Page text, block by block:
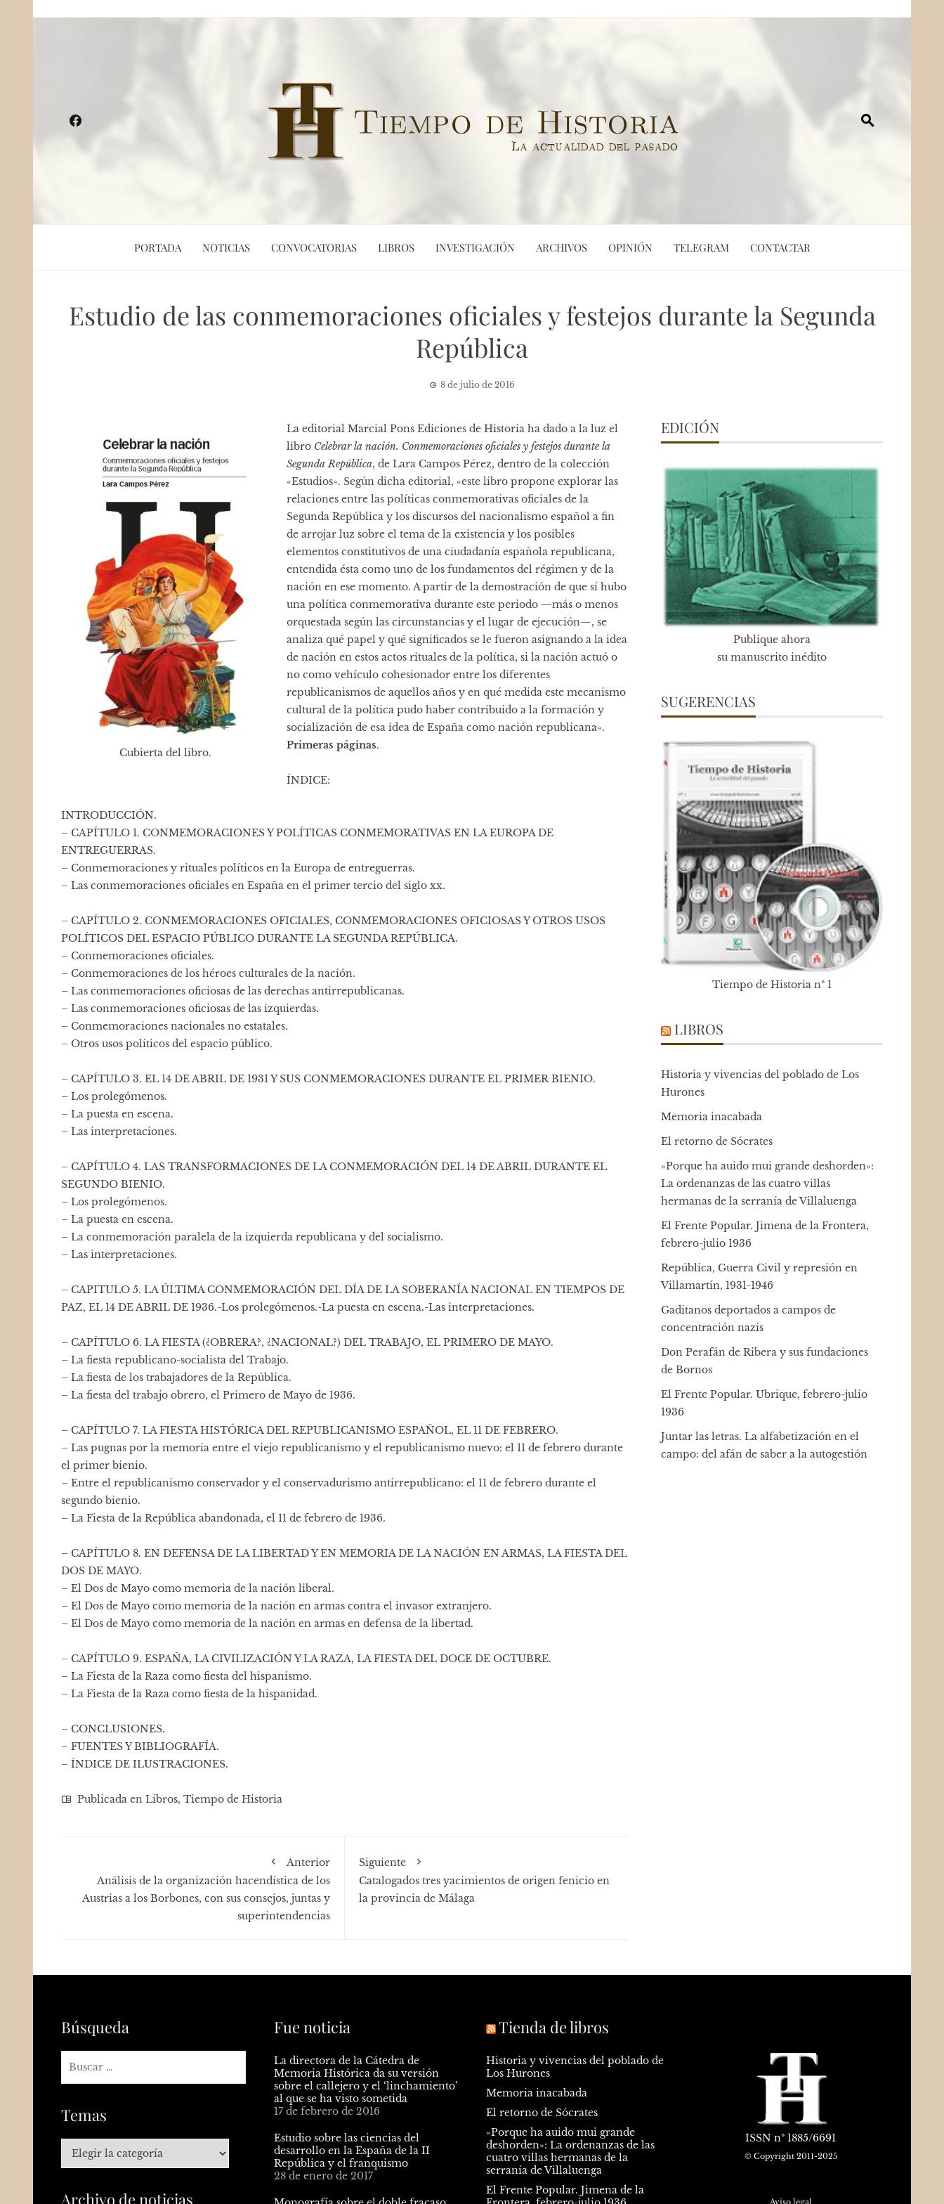
PORTADA NOTICIAS CONVOCATORIAS LIBROS INVESTIGACIÓN ARCHIVOS OPINIÓN TELEGRAM CONTACTAR
Estudio de las conmemoraciones oficiales y festejos durante la Segunda
República
8 de julio de 2016
Cubierta del libro.
La editorial Marcial Pons Ediciones de Historia ha dado a la luz el
libro Celebrar la nación. Conmemoraciones oficiales y festejos durante la
Segunda República, de Lara Campos Pérez, dentro de la colección
«Estudios». Según dicha editorial, «este libro propone explorar las
relaciones entre las políticas conmemorativas oficiales de la
Segunda República y los discursos del nacionalismo español a fin
de arrojar luz sobre el tema de la existencia y los posibles
elementos constitutivos de una ciudadanía española republicana,
entendida ésta como uno de los fundamentos del régimen y de la
nación en ese momento. A partir de la demostración de que sí hubo
una política conmemorativa durante este periodo —más o menos
orquestada según las circunstancias y el lugar de ejecución—, se
analiza qué papel y qué significados se le fueron asignando a la idea
de nación en estos actos rituales de la política, si la nación actuó o
no como vehículo cohesionador entre los diferentes
republicanismos de aquellos años y en qué medida este mecanismo
cultural de la política pudo haber contribuido a la formación y
socialización de esa idea de España como nación republicana».
Primeras páginas.
ÍNDICE:
INTRODUCCIÓN.
– CAPÍTULO 1. CONMEMORACIONES Y POLÍTICAS CONME­MORATIVAS EN LA EUROPA DE
ENTREGUERRAS.
– Conmemoraciones y rituales políticos en la Europa de entreguerras.
– Las conmemoraciones oficiales en España en el primer tercio del siglo xx.
– CAPÍTULO 2. CONMEMORACIONES OFICIALES, CONME­MORACIONES OFICIOSAS Y OTROS USOS
POLÍTICOS DEL ESPACIO PÚBLICO DURANTE LA SEGUNDA REPÚBLICA.
– Conmemoraciones oficiales.
– Conmemoraciones de los héroes culturales de la nación.
– Las conmemoraciones oficiosas de las derechas antirrepublicanas.
– Las conmemoraciones oficiosas de las izquierdas.
– Conmemoraciones nacionales no estatales.
– Otros usos políticos del espacio público.
– CAPÍTULO 3. EL 14 DE ABRIL DE 1931 Y SUS CONMEMORA­CIONES DURANTE EL PRIMER BIENIO.
– Los prolegómenos.
– La puesta en escena.
– Las interpretaciones.
– CAPÍTULO 4. LAS TRANSFORMACIONES DE LA CONMEMO­RACIÓN DEL 14 DE ABRIL DURANTE EL
SEGUNDO BIENIO.
– Los prolegómenos.
– La puesta en escena.
– La conmemoración paralela de la izquierda republicana y del socia­lismo.
– Las interpretaciones.
– CAPITULO 5. LA ÚLTIMA CONMEMORACIÓN DEL DÍA DE LA SOBERANÍA NACIONAL EN TIEMPOS DE
PAZ, EL 14 DE ABRIL DE 1936.-Los prolegómenos.-La puesta en escena.-Las interpretaciones.
– CAPÍTULO 6. LA FIESTA (¿OBRERA?, ¿NACIONAL?) DEL TRA­BAJO, EL PRIMERO DE MAYO.
– La fiesta republicano-socialista del Trabajo.
– La fiesta de los trabajadores de la República.
– La fiesta del trabajo obrero, el Primero de Mayo de 1936.
– CAPÍTULO 7. LA FIESTA HISTÓRICA DEL REPUBLICANISMO ESPAÑOL, EL 11 DE FEBRERO.
– Las pugnas por la memoria entre el viejo republicanismo y el republi­canismo nuevo: el 11 de febrero durante
el primer bienio.
– Entre el republicanismo conservador y el conservadurismo antirre­publicano: el 11 de febrero durante el
segundo bienio.
– La Fiesta de la República abandonada, el 11 de febrero de 1936.
– CAPÍTULO 8. EN DEFENSA DE LA LIBERTAD Y EN MEMORIA DE LA NACIÓN EN ARMAS, LA FIESTA DEL
DOS DE MAYO.
– El Dos de Mayo como memoria de la nación liberal.
– El Dos de Mayo como memoria de la nación en armas contra el inva­sor extranjero.
– El Dos de Mayo como memoria de la nación en armas en defensa de la libertad.
– CAPÍTULO 9. ESPAÑA, LA CIVILIZACIÓN Y LA RAZA, LA FIESTA DEL DOCE DE OCTUBRE.
– La Fiesta de la Raza como fiesta del hispanismo.
– La Fiesta de la Raza como fiesta de la hispanidad.
– CONCLUSIONES.
– FUENTES Y BIBLIOGRAFÍA.
– ÍNDICE DE ILUSTRACIONES.
Publicada en Libros, Tiempo de Historia
Anterior
Análisis de la organización hacendística de los
Austrias a los Borbones, con sus consejos, juntas y
superintendencias
Siguiente
Catalogados tres yacimientos de origen fenicio en
la provincia de Málaga
EDICIÓN
Publique ahora
su manuscrito inédito
SUGERENCIAS
Tiempo de Historia nº 1
LIBROS
Historia y vivencias del poblado de Los
Hurones
Memoria inacabada
El retorno de Sócrates
«Porque ha auido mui grande deshorden»:
La ordenanzas de las cuatro villas
hermanas de la serranía de Villaluenga
El Frente Popular. Jimena de la Frontera,
febrero-julio 1936
República, Guerra Civil y represión en
Villamartín, 1931-1946
Gaditanos deportados a campos de
concentración nazis
Don Perafán de Ribera y sus fundaciones
de Bornos
El Frente Popular. Ubrique, febrero-julio
1936
Juntar las letras. La alfabetización en el
campo: del afán de saber a la autogestión
Búsqueda
Temas
Archivo de noticias
Fue noticia
La directora de la Cátedra de
Memoria Histórica da su versión
sobre el callejero y el ‘linchamiento’
al que se ha visto sometida
17 de febrero de 2016
Estudio sobre las ciencias del
desarrollo en la España de la II
República y el franquismo
28 de enero de 2017
Tienda de libros
Historia y vivencias del poblado de
Los Hurones
Memoria inacabada
El retorno de Sócrates
«Porque ha auido mui grande
deshorden»: La ordenanzas de las
cuatro villas hermanas de la
serranía de Villaluenga
El Frente Popular. Jimena de la
ISSN nº 1885/6691
© Copyright 2011-2025